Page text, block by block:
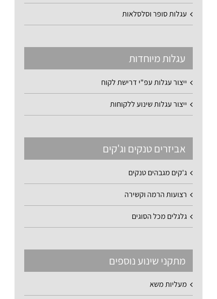
עגלות סופר וסלסלאות
עגלות מיוחדות
ייצור עגלות עפ"י דרישת לקוח
ייצור עגלות שינוע ללקוחות
אביזרים טנקים וג'קים
ג'קים מגבהים טנקים
רצועות הרמה וקשירה
גלגלים מכל הסוגים
מתקני שינוע נוספים
מעליות משא